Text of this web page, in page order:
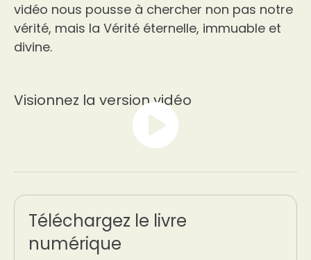
vidéo nous pousse à chercher non pas notre
vérité, mais la Vérité éternelle, immuable et
divine.
Visionnez la version vidéo
Téléchargez le livre
numérique